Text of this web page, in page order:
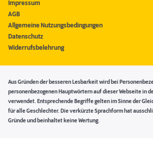
Impressum
AGB
Allgemeine Nutzungsbedingungen
Datenschutz
Widerrufsbelehrung
Aus Gründen der besseren Lesbarkeit wird bei
personenbezogenen Hauptwörtern auf dieser Webseite in
verwendet. Entsprechende Begriffe gelten im Sinne der
für alle Geschlechter. Die verkürzte Sprachform hat
Gründe und beinhaltet keine Wertung.